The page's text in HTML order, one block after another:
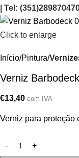
| Tel:
Click to enlarge
Início Pintura
Verniz
€13,40 com IVA
Verniz para proteção